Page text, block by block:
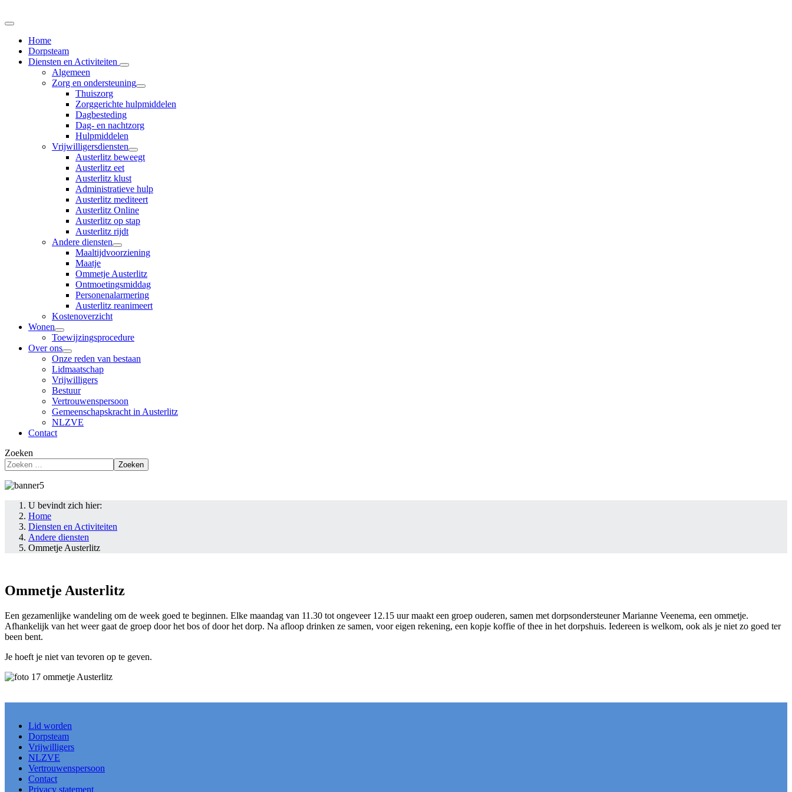
Home
Dorpsteam
Diensten en Activiteiten
Algemeen
Zorg en ondersteuning
Thuiszorg
Zorggerichte hulpmiddelen
Dagbesteding
Dag- en nachtzorg
Hulpmiddelen
Vrijwilligersdiensten
Austerlitz beweegt
Austerlitz eet
Austerlitz klust
Administratieve hulp
Austerlitz mediteert
Austerlitz Online
Austerlitz op stap
Austerlitz rijdt
Andere diensten
Maaltijdvoorziening
Maatje
Ommetje Austerlitz
Ontmoetingsmiddag
Personenalarmering
Austerlitz reanimeert
Kostenoverzicht
Wonen
Toewijzingsprocedure
Over ons
Onze reden van bestaan
Lidmaatschap
Vrijwilligers
Bestuur
Vertrouwenspersoon
Gemeenschapskracht in Austerlitz
NLZVE
Contact
Zoeken
Zoeken
U bevindt zich hier:
Home
Diensten en Activiteiten
Andere diensten
Ommetje Austerlitz
Ommetje Austerlitz
Een gezamenlijke wandeling om de week goed te beginnen. Elke maandag van 11.30 tot ongeveer 12.15 uur maakt een groep ouderen, samen met dorpsondersteuner Marianne Veenema, een ommetje.
Afhankelijk van het weer gaat de groep door het bos of door het dorp. Na afloop drinken ze samen, voor eigen rekening, een kopje koffie of thee in het dorpshuis. Iedereen is welkom, ook als je niet zo goed ter
been bent.
Je hoeft je niet van tevoren op te geven.
Lid worden
Dorpsteam
Vrijwilligers
NLZVE
Vertrouwenspersoon
Contact
Privacy statement